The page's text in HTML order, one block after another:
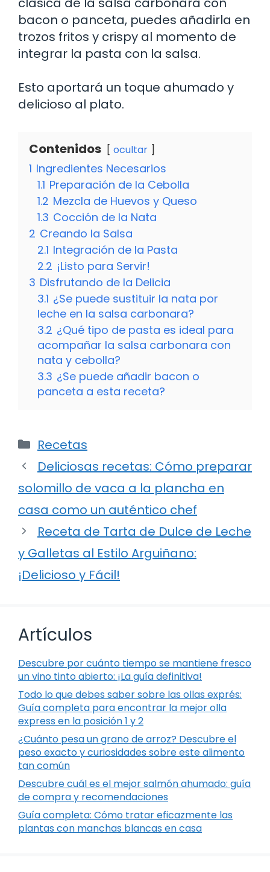
bacon o panceta, puedes añadirla en
trozos fritos y crispy al momento de
integrar la pasta con la salsa.
Esto aportará un toque ahumado y
delicioso al plato.
Contenidos ocultar
1 Ingredientes Necesarios
1.1 Preparación de la Cebolla
1.2 Mezcla de Huevos y Queso
1.3 Cocción de la Nata
2 Creando la Salsa
2.1 Integración de la Pasta
2.2 ¡Listo para Servir!
3 Disfrutando de la Delicia
3.1 ¿Se puede sustituir la nata por
leche en la salsa carbonara?
3.2 ¿Qué tipo de pasta es ideal para
acompañar la salsa carbonara con
nata y cebolla?
3.3 ¿Se puede añadir bacon o
panceta a esta receta?
Categorías
Recetas
Deliciosas recetas: Cómo preparar
solomillo de vaca a la plancha en
casa como un auténtico chef
Receta de Tarta de Dulce de Leche
y Galletas al Estilo Arguiñano:
¡Delicioso y Fácil!
Artículos
Descubre por cuánto tiempo se mantiene fresco
un vino tinto abierto: ¡La guía definitiva!
Todo lo que debes saber sobre las ollas exprés:
Guía completa para encontrar la mejor olla
express en la posición 1 y 2
¿Cuánto pesa un grano de arroz? Descubre el
peso exacto y curiosidades sobre este alimento
tan común
Descubre cuál es el mejor salmón ahumado: guía
de compra y recomendaciones
Guía completa: Cómo tratar eficazmente las
plantas con manchas blancas en casa